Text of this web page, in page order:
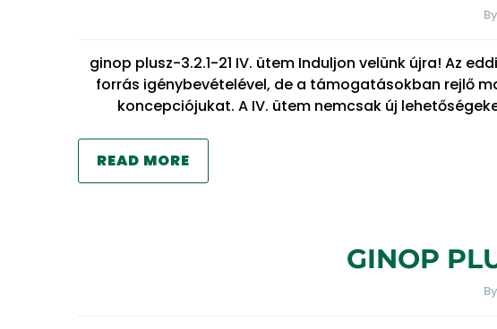
By
ginop plusz-3.2.1-21 IV. ütem Induljon velünk újra! Az
forrás igénybevételével, de a támogatásokban rejlő
koncepciójukat. A IV. ütem nemcsak új
READ MORE
GINOP
By